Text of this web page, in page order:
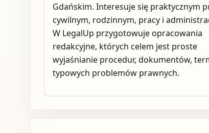
Gdańskim. Interesuje się praktycznym
cywilnym, rodzinnym, pracy i
W LegalUp przygotowuje opracowania
redakcyjne, których celem jest proste
wyjaśnianie procedur, dokumentów,
typowych problemów prawnych.